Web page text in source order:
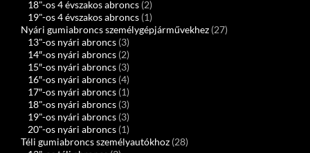
18"-os 4 évszakos abroncs (2)
19"-os 4 évszakos abroncs (1)
Nyári gumiabroncs személygépjárművekhez (27)
13"-os nyári abroncs (3)
14″-os nyári abroncs (2)
15″-os nyári abroncs (3)
16″-os nyári abroncs (4)
17″-os nyári abroncs (1)
18"-os nyári abroncs (3)
19"-os nyári abroncs (3)
20"-os nyári abroncs (1)
Téli gumiabroncs személyautókhoz (28)